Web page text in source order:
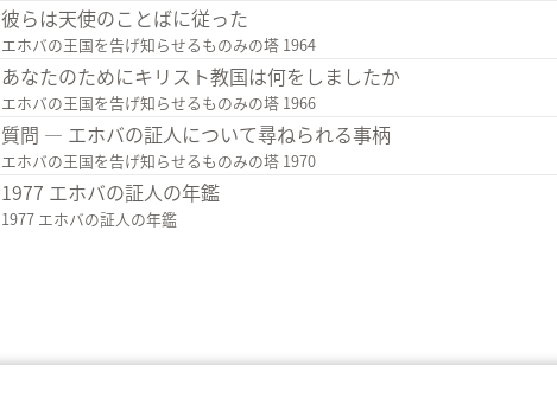
彼らは天使のことばに従った
エホバの王国を告げ知らせるものみの塔 1964
あなたのためにキリスト教国は何をしましたか
エホバの王国を告げ知らせるものみの塔 1966
質問 ― エホバの証人について尋ねられる事柄
エホバの王国を告げ知らせるものみの塔 1970
1977 エホバの証人の年鑑
1977 エホバの証人の年鑑